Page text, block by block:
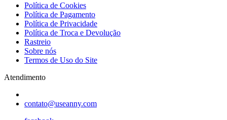
Política de Cookies
Política de Pagamento
Política de Privacidade
Política de Troca e Devolução
Rastreio
Sobre nós
Termos de Uso do Site
Atendimento
contato@useanny.com